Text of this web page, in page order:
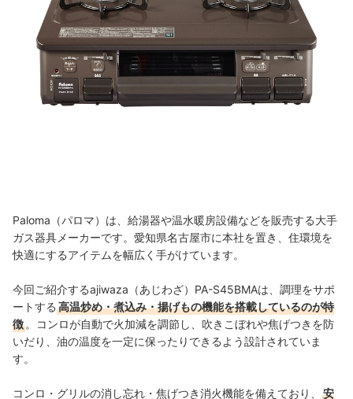
Paloma（パロマ）は、給湯器や温水暖房設備などを販売する大手
ガス器具メーカーです。愛知県名古屋市に本社を置き、住環境を
快適にするアイテムを幅広く手がけています。
今回ご紹介するajiwaza（あじわざ）PA-S45BMAは、調理をサポ
ートする 高温炒め・煮込み・揚げもの機能を搭載しているのが特
徴 。コンロが自動で火加減を調節し、吹きこぼれや焦げつきを防
いだり、油の温度を一定に保ったりできるよう設計されていま
す。
コンロ・グリルの消し忘れ・焦げつき消火機能を備えており、
安